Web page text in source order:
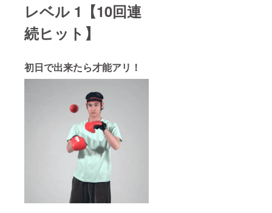
レベル 1【10回連
続ヒット】
初日で出来たら才能アリ！